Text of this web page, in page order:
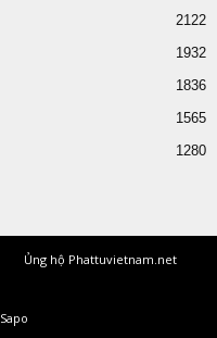
2122
1932
1836
1565
1280
Ủng hộ Phattuvietnam.net
Sapo